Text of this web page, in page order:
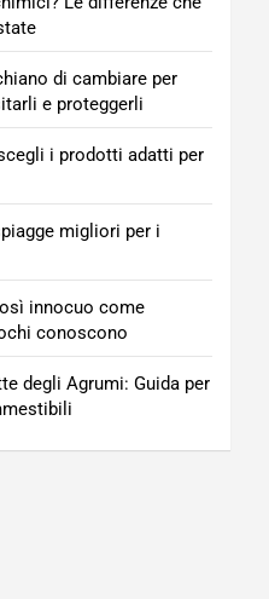
di cambiare per
e proteggerli
i prodotti adatti per
migliori per i
innocuo come
conoscono
degli Agrumi: Guida per